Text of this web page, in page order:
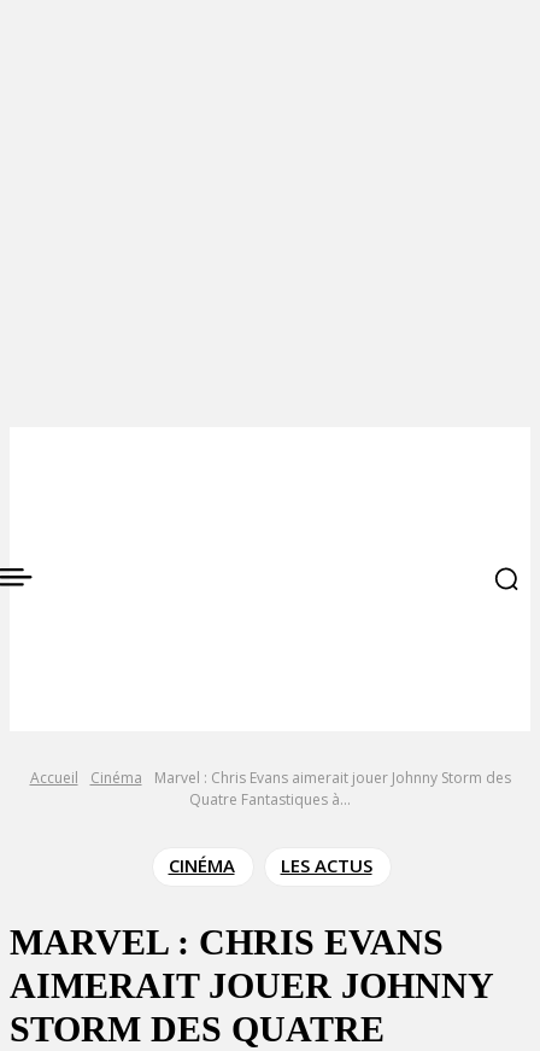
Accueil Cinéma
Marvel : Chris Evans aimerait jouer Johnny Storm des
Quatre Fantastiques à...
CINÉMA LES ACTUS
MARVEL : CHRIS EVANS
AIMERAIT JOUER JOHNNY
STORM DES QUATRE